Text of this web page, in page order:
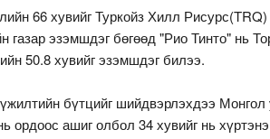
66 хувийг Туркойз Хилл
газар эзэмшдэг бөгөөд "Рио Тинто" нь
50.8 хувийг эзэмшдэг билээ.
бүтцийг шийдвэрлэхдээ
ордоос ашиг олбол 34 хувийг нь